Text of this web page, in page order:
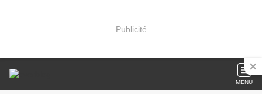
Publicité
MENU